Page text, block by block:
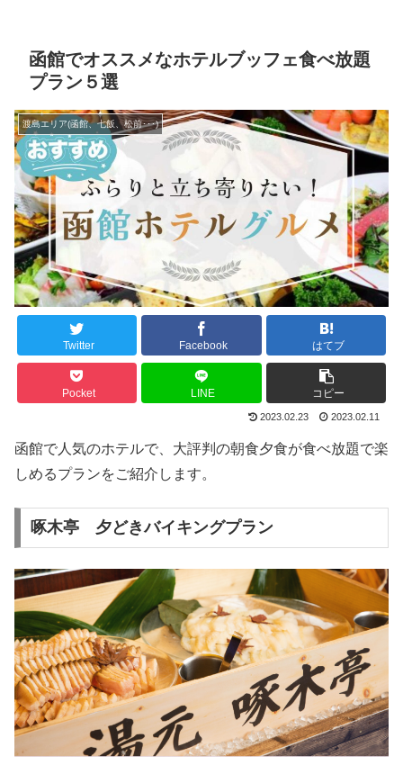
函館でオススメなホテルブッフェ食べ放題
プラン５選
渡島エリア(函館、七飯、松前･･･)
Twitter Facebook はてブ
Pocket LINE コピー
2023.02.23 2023.02.11
函館で人気のホテルで、大評判の朝食夕食が食べ放題で楽
しめるプランをご紹介します。
啄木亭 夕どきバイキングプラン